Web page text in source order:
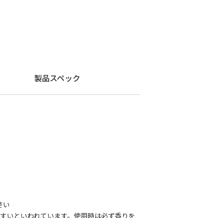
製品スペック
い
いといわれています。使用時は必ず香りを